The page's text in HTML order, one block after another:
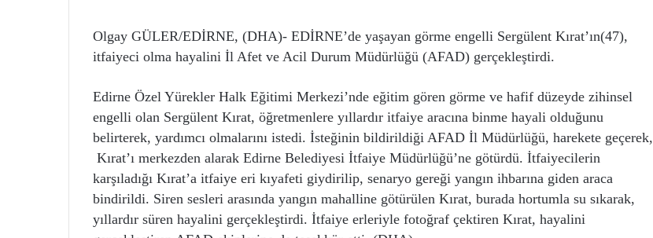
Olgay GÜLER/EDİRNE, (DHA)- EDİRNE’de yaşayan görme engelli Sergülent Kırat’ın(47),
itfaiyeci olma hayalini İl Afet ve Acil Durum Müdürlüğü (AFAD) gerçekleştirdi.
Edirne Özel Yürekler Halk Eğitimi Merkezi’nde eğitim gören görme ve hafif düzeyde zihinsel
engelli olan Sergülent Kırat, öğretmenlere yıllardır itfaiye aracına binme hayali olduğunu
belirterek, yardımcı olmalarını istedi. İsteğinin bildirildiği AFAD İl Müdürlüğü, harekete geçerek,
Kırat’ı merkezden alarak Edirne Belediyesi İtfaiye Müdürlüğü’ne götürdü. İtfaiyecilerin
karşıladığı Kırat’a itfaiye eri kıyafeti giydirilip, senaryo gereği yangın ihbarına giden araca
bindirildi. Siren sesleri arasında yangın mahalline götürülen Kırat, burada hortumla su sıkarak,
yıllardır süren hayalini gerçekleştirdi. İtfaiye erleriyle fotoğraf çektiren Kırat, hayalini